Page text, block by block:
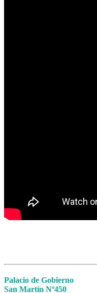
Palacio de Gobierno
San Martín Nº450